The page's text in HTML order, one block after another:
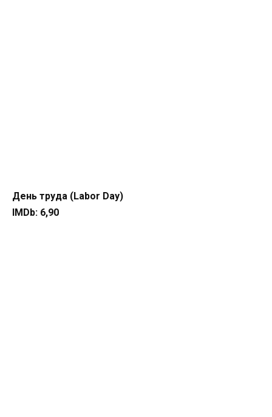
День труда (Labor Day)
IMDb: 6,90